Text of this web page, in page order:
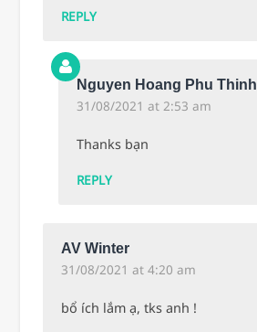
REPLY
Nguyen Hoang Phu Thinh
31/08/2021 at 2:53 am
Thanks bạn
REPLY
AV Winter
31/08/2021 at 4:20 am
bổ ích lắm ạ, tks anh !